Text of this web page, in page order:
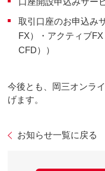
取引口座のお申込み
FX）・アクティブ
CFD））
今後とも、岡三オンラ
げます。
お知らせ一覧に戻る